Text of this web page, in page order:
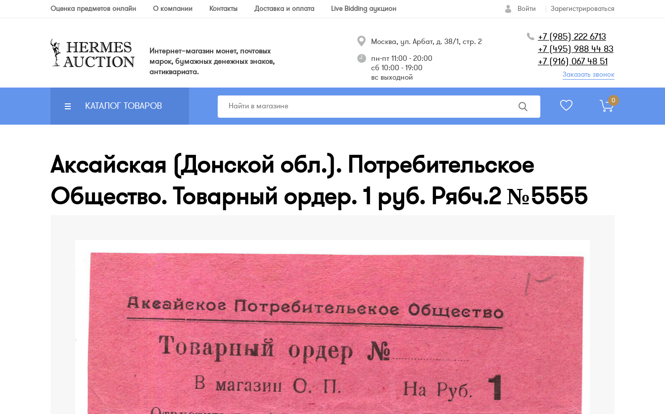
Оценка предметов онлайн О компании Контакты Доставка и оплата Live Bidding аукцион Зарегистрироваться
Войти
Интернет–магазин монет, почтовых
марок, бумажных денежных знаков,
антиквариата.
Москва, ул. Арбат, д. 38/1, стр. 2
пн-пт 11:00 - 20:00
сб 10:00 - 19:00
вс выходной
+7 (985) 222 6713
+7 (495) 988 44 83
+7 (916) 067 48 51
Заказать звонок
КАТАЛОГ ТОВАРОВ 0
Аксайская (Донской обл.). Потребительское
Общество. Товарный ордер. 1 руб. Рябч.2 №5555